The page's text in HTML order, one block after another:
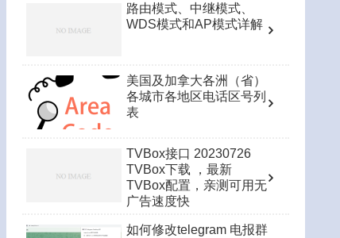
路由模式、中继模式、
WDS模式和AP模式详解
美国及加拿大各洲（省）
各城市各地区电话区号列
表
TVBox接口 20230726
TVBox下载 ，最新
TVBox配置，亲测可用无
广告速度快
如何修改telegram 电报群